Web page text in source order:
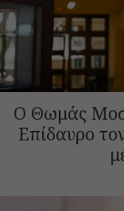
Ο Θωμάς
Επίδαυρο